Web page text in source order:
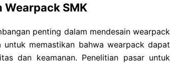
Wearpack SMK
penting dalam mendesain wearpack
untuk memastikan bahwa wearpack dapat
dan keamanan. Penelitian pasar untuk